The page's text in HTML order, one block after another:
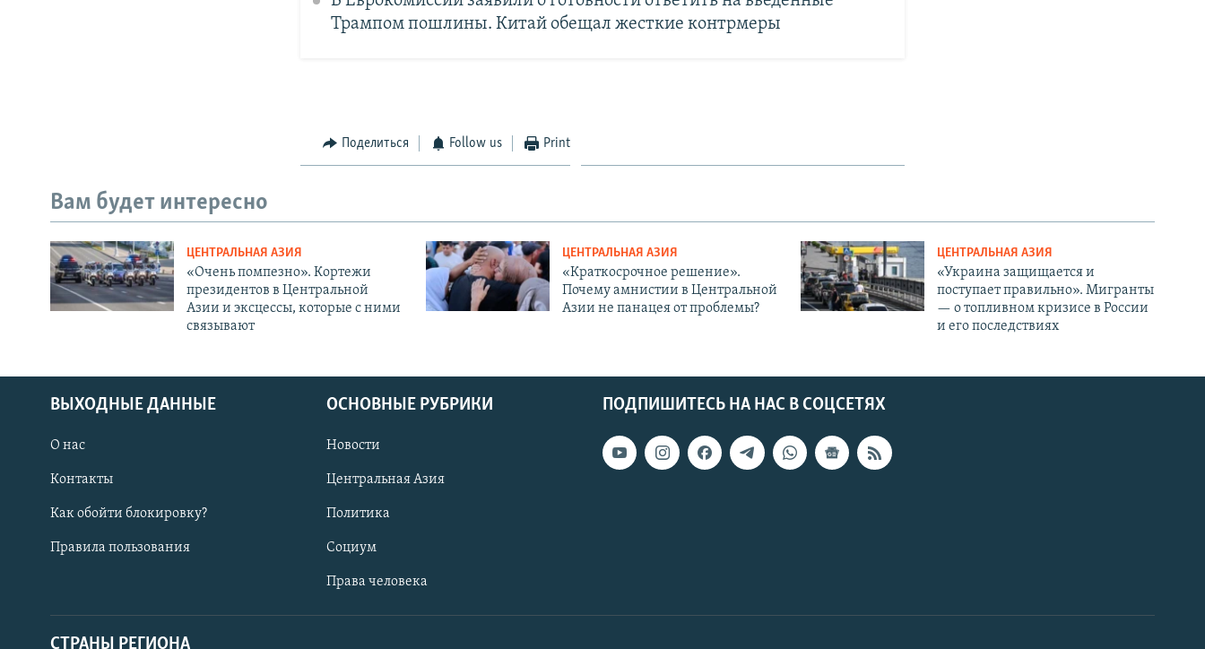
Трампом пошлины. Китай обещал жесткие контрмеры
Поделиться Follow us Print
Вам будет интересно
ЦЕНТРАЛЬНАЯ АЗИЯ
«Очень помпезно». Кортежи
президентов в Центральной
Азии и эксцессы, которые с ними
связывают
ЦЕНТРАЛЬНАЯ АЗИЯ
«Краткосрочное решение».
Почему амнистии в Центральной
Азии не панацея от проблемы?
ЦЕНТРАЛЬНАЯ АЗИЯ
«Украина защищается и
поступает правильно». Мигранты
— о топливном кризисе в России
и его последствиях
ПОДПИШИТЕСЬ НА НАС В СОЦСЕТЯХ
ВЫХОДНЫЕ ДАННЫЕ
О нас
Контакты
Как обойти блокировку?
Правила пользования
ОСНОВНЫЕ РУБРИКИ
Новости
Центральная Азия
Политика
Социум
Права человека
СТРАНЫ РЕГИОНА